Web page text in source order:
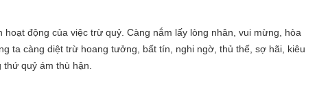
động của việc trừ quỷ. Càng nắm lấy lòng nhân, vui mừng, hòa
ta càng diệt trừ hoang tưởng, bất tín, nghi ngờ, thủ thế, sợ hãi, kiêu
quỷ ám thù hận.